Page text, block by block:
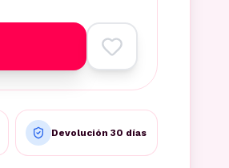
Devolución 30 días